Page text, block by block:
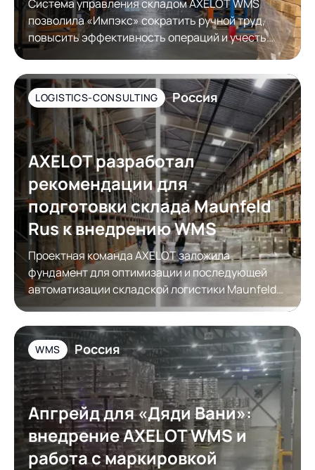
Система управления складом AXELOT WMS
позволила «Импэкс» сократить ручной труд,
повысить эффективность операций и учесть
требования контрагентов к упаковке товара
LOGISTICS-CONSULTING Россия
AXELOT разработал
рекомендации для
подготовки склада Maunfeld
Rus к внедрению WMS
Проектная команда AXELOT заложила
фундамент для оптимизации и последующей
автоматизации складской логистики Maunfeld
Rus
WMS Россия
Апгрейд для «Дяди Вани»:
внедрение AXELOT WMS и
работа с маркировкой